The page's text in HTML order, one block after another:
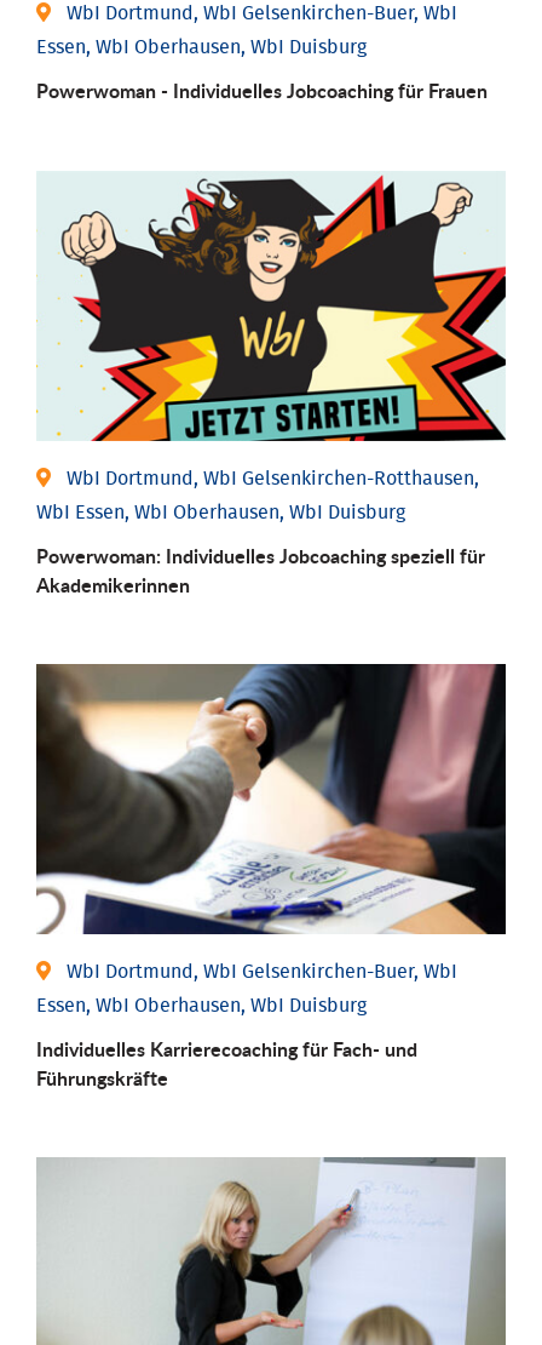
WbI Dortmund, WbI Gelsenkirchen-Buer, WbI
Essen, WbI Oberhausen, WbI Duisburg
Powerwoman - Individu­elles Job­coaching für Frauen
WbI Dortmund, WbI Gelsenkirchen-Rotthausen,
WbI Essen, WbI Oberhausen, WbI Duisburg
Powerwoman: Individu­elles Job­coaching speziell für
Aka­demiker­innen
WbI Dortmund, WbI Gelsenkirchen-Buer, WbI
Essen, WbI Oberhausen, WbI Duisburg
Individu­elles Karrierecoaching für Fach-­ und
Führungs­kräfte